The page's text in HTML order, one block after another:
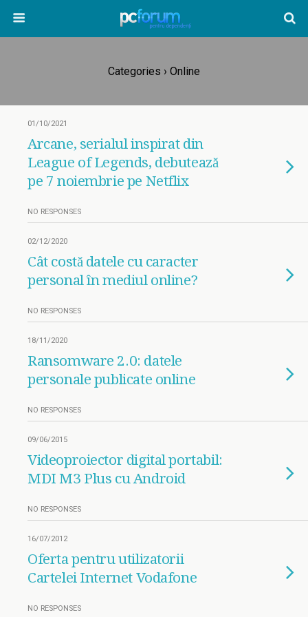
Categories › Online
01/10/2021
Arcane, serialul inspirat din
League of Legends, debutează
pe 7 noiembrie pe Netflix
NO RESPONSES
02/12/2020
Cât costă datele cu caracter
personal în mediul online?
NO RESPONSES
18/11/2020
Ransomware 2.0: datele
personale publicate online
NO RESPONSES
09/06/2015
Videoproiector digital portabil:
MDI M3 Plus cu Android
NO RESPONSES
16/07/2012
Oferta pentru utilizatorii
Cartelei Internet Vodafone
NO RESPONSES